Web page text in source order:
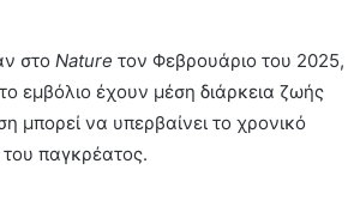
στο Nature τον Φεβρουάριο του 2025,
εμβόλιο έχουν μέση διάρκεια ζωής
μπορεί να υπερβαίνει το χρονικό
παγκρέατος.